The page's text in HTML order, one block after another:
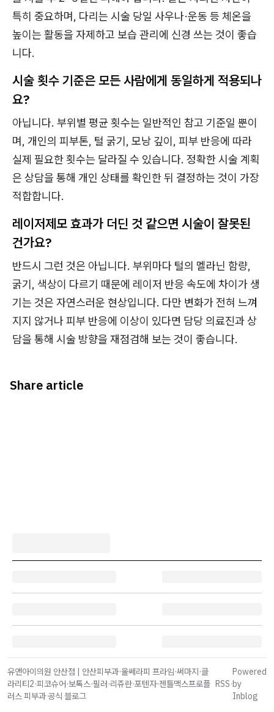
특히 중요하며, 다리는 시술 당일 사우나·운동 등 체온을
높이는 활동을 자제하고 보습 관리에 신경 쓰는 것이 좋습
니다.
시술 횟수 기준은 모든 사람에게 동일하게 적용되나
요?
아닙니다. 부위별 평균 횟수는 일반적인 참고 기준일 뿐이
며, 개인의 피부톤, 털 굵기, 모낭 깊이, 피부 반응에 따라
실제 필요한 횟수는 달라질 수 있습니다. 정확한 시술 계획
은 상담을 통해 개인 상태를 확인한 뒤 결정하는 것이 가장
적합합니다.
레이저제모 효과가 더딘 것 같으면 시술이 잘못된
건가요?
반드시 그런 것은 아닙니다. 부위마다 털의 멜라닌 함량,
굵기, 색상이 다르기 때문에 레이저 반응 속도에 차이가 생
기는 것은 자연스러운 현상입니다. 다만 변화가 전혀 느껴
지지 않거나 피부 반응에 이상이 있다면 담당 의료진과 상
담을 통해 시술 방향을 재점검해 보는 것이 좋습니다.
Share article
유앤아이의원 안산점 | 안산피부과·울쎄라피 프라임·써마지·클
라리티2·피코슈어·보톡스·필러·리쥬란·포텐자·젠틀맥스프로플
러스 피부과 공식 블로그
RSS·
Powered
by
Inblog